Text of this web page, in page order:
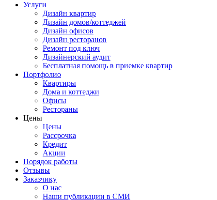
Услуги
Дизайн квартир
Дизайн домов/коттеджей
Дизайн офисов
Дизайн ресторанов
Ремонт под ключ
Дизайнерский аудит
Бесплатная помощь в приемке квартир
Портфолио
Квартиры
Дома и коттеджи
Офисы
Рестораны
Цены
Цены
Рассрочка
Кредит
Акции
Порядок работы
Отзывы
Заказчику
О нас
Наши публикации в СМИ